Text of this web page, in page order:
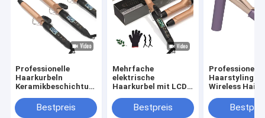
Professionelle
Haarkurbeln
Keramikbeschichtung
Heizung Portable
25mm 32mm 38mm
Bestpreis
Mehrfache
elektrische
Haarkurbel mit LCD-
drehbarem Kabel DC-
Motor
Bestpreis
Haarstyling-
Wireless Hair